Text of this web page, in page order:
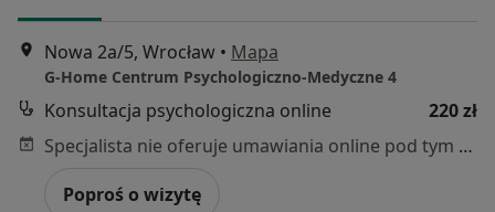
Nowa 2a/5, Wrocław • Mapa
G-Home Centrum Psychologiczno-Medyczne 4
Konsultacja psychologiczna online
220 zł
Specjalista nie oferuje umawiania online pod tym adresem.
Poproś o wizytę